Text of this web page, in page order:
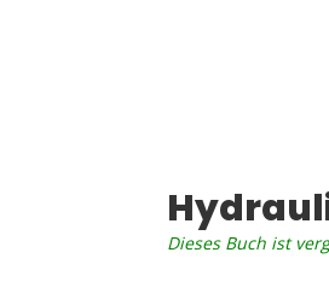
Dieses Buch ist